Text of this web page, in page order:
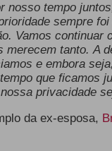
nosso tempo
sempre
Vamos continuar
merecem tanto. A
e embora
que ficamos
privacidade
da ex-esposa,